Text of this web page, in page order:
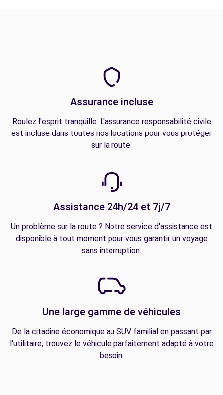
Assurance incluse
Roulez l'esprit tranquille. L'assurance responsabilité civile
est incluse dans toutes nos locations pour vous protéger
sur la route.
Assistance 24h/24 et 7j/7
Un problème sur la route ? Notre service d'assistance est
disponible à tout moment pour vous garantir un voyage
sans interruption.
Une large gamme de véhicules
De la citadine économique au SUV familial en passant par
l'utilitaire, trouvez le véhicule parfaitement adapté à votre
besoin.